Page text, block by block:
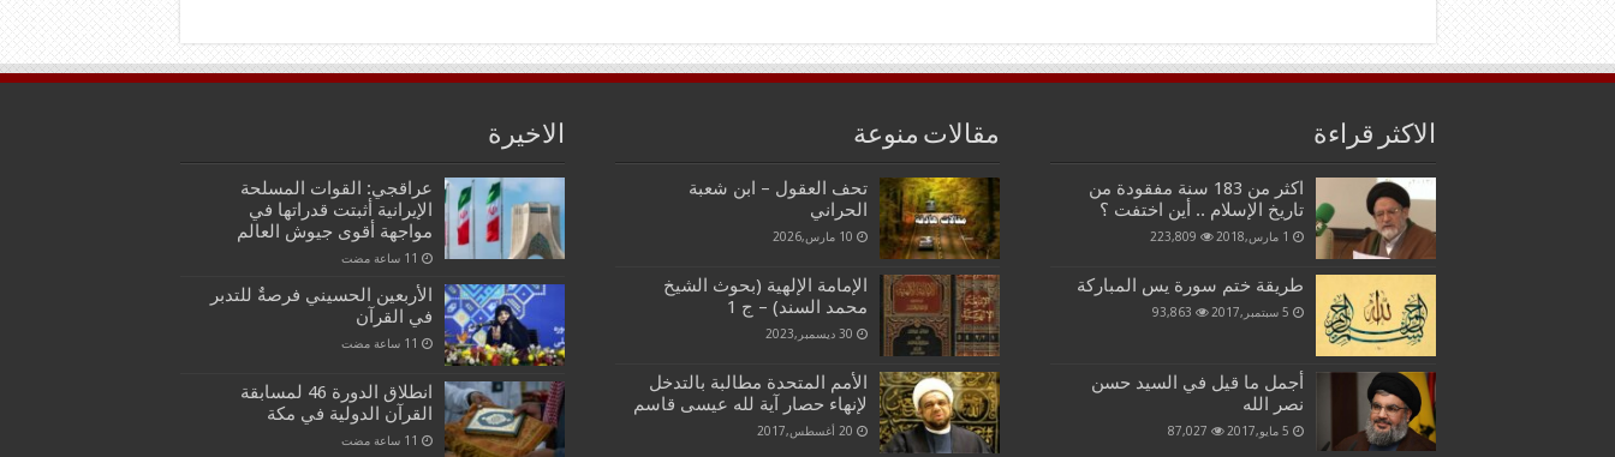
الاكثر قراءة
اكثر من 183 سنة مفقودة من
تاريخ الإسلام .. أين اختفت ؟
1 مارس,2018 223,809
طريقة ختم سورة يس المباركة
5 سبتمبر,2017 93,863
أجمل ما قيل في السيد حسن
نصر الله
5 مايو,2017 87,027
مقالات منوعة
تحف العقول – ابن شعبة
الحراني
10 مارس,2026
الإمامة الإلهية (بحوث الشيخ
محمد السند) – ج 1
30 ديسمبر,2023
الأمم المتحدة مطالبة بالتدخل
لإنهاء حصار آية لله عيسى قاسم
20 أغسطس,2017
الاخيرة
عراقجي: القوات المسلحة
الإيرانية أثبتت قدراتها في
مواجهة أقوى جيوش العالم
الأربعين الحسيني فرصةٌ للتدبر
في القرآن
انطلاق الدورة 46 لمسابقة
القرآن الدولية في مكة